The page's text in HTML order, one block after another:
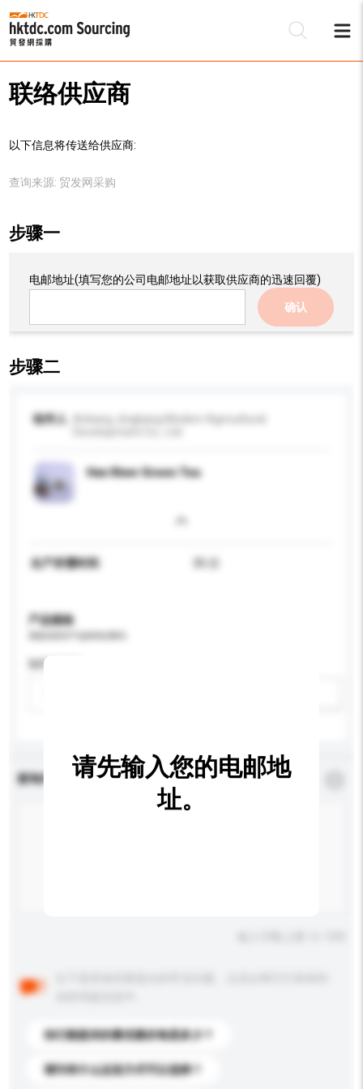
联络供应商
以下信息将传送给供应商:
查询来源: 贸发网采购
步骤一
电邮地址(填写您的公司电邮地址以获取供应商的迅速回覆)
确认
步骤二
收件人
Han River Green Tea
生产所需时间
产品规格
咖啡因类型
查询内容 *必须填写
你们能提供的最优惠价格是多少？
请问有什么运送方式可以选择？
请先输入您的电邮地
址。